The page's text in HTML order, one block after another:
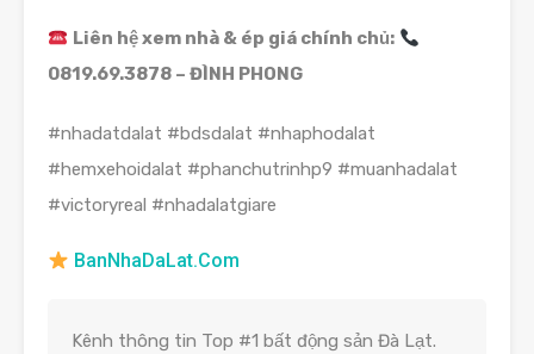
Liên hệ xem nhà & ép giá chính chủ:
0819.69.3878 – ĐÌNH PHONG
#nhadatdalat #bdsdalat #nhaphodalat
#hemxehoidalat #phanchutrinhp9 #muanhadalat
#victoryreal #nhadalatgiare
BanNhaDaLat.Com
Kênh thông tin Top #1 bất động sản Đà Lạt.